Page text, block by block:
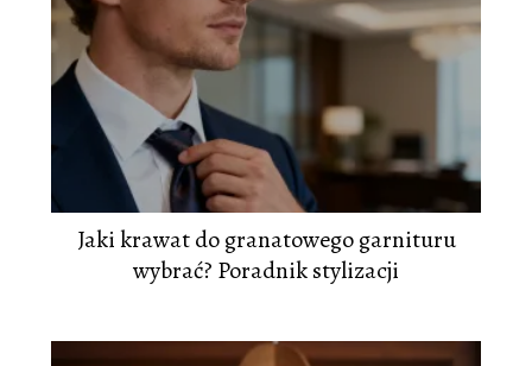
Jaki krawat do granatowego garnituru
wybrać? Poradnik stylizacji